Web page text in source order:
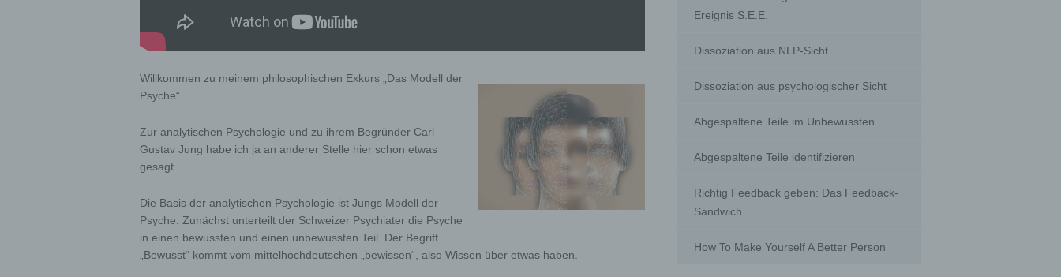
Willkommen zu meinem philosophischen Exkurs „Das Modell der
Psyche“
Zur analytischen Psychologie und zu ihrem Begründer Carl
Gustav Jung habe ich ja an anderer Stelle hier schon etwas
gesagt.
Die Basis der analytischen Psychologie ist Jungs Modell der
Psyche. Zunächst unterteilt der Schweizer Psychiater die Psyche
in einen bewussten und einen unbewussten Teil. Der Begriff
„Bewusst“ kommt vom mittelhochdeutschen „bewissen“, also Wissen über etwas haben.
Ereignis S.E.E.
Dissoziation aus NLP-Sicht
Dissoziation aus psychologischer Sicht
Abgespaltene Teile im Unbewussten
Abgespaltene Teile identifizieren
Richtig Feedback geben: Das Feedback-
Sandwich
How To Make Yourself A Better Person